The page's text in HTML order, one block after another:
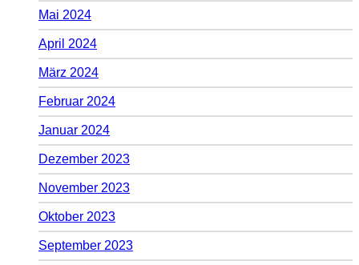
Mai 2024
April 2024
März 2024
Februar 2024
Januar 2024
Dezember 2023
November 2023
Oktober 2023
September 2023